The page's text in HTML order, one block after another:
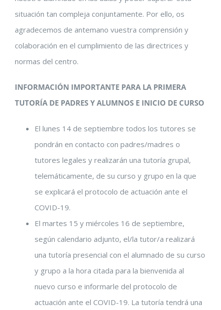
situación tan compleja conjuntamente. Por ello, os
agradecemos de antemano vuestra comprensión y
colaboración en el cumplimiento de las directrices y
normas del centro.
INFORMACIÓN IMPORTANTE PARA LA PRIMERA
TUTORÍA DE PADRES Y ALUMNOS E INICIO DE CURSO
El lunes 14 de septiembre todos los tutores se
pondrán en contacto con padres/madres o
tutores legales y realizarán una tutoría grupal,
telemáticamente, de su curso y grupo en la que
se explicará el protocolo de actuación ante el
COVID-19.
El martes 15 y miércoles 16 de septiembre,
según calendario adjunto, el/la tutor/a realizará
una tutoría presencial con el alumnado de su curso
y grupo a la hora citada para la bienvenida al
nuevo curso e informarle del protocolo de
actuación ante el COVID-19. La tutoría tendrá una